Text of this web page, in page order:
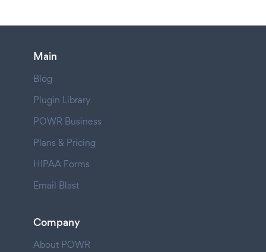
Main
Blog
Plugin Library
POWR Business
Plans & Pricing
HIPAA Forms
Email Blast
Company
About POWR